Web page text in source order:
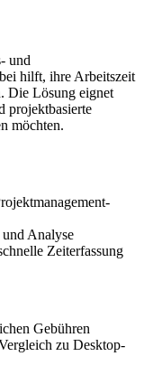
und
hilft, ihre Arbeitszeit
Die Lösung eignet
projektbasierte
möchten.
Analyse
Zeiterfassung
Gebühren
zu Desktop-